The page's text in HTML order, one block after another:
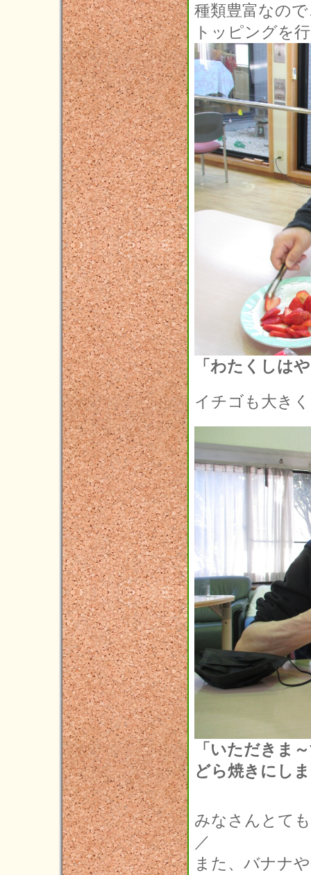
種類豊富なの
トッピングを
「わたくしは
イチゴも大き
「いただきま
どら焼きにし
みなさんとて
／
また、バナナ